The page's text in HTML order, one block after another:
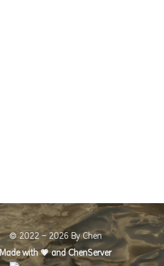
© 2022 - 2026 By Chen
Made with 💗️ andChenServer